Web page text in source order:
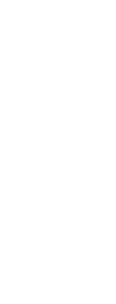
el ataque